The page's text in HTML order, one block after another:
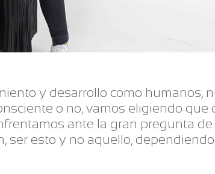
y desarrollo como humanos,
o no, vamos eligiendo que
ante la gran pregunta
ser esto y no aquello,